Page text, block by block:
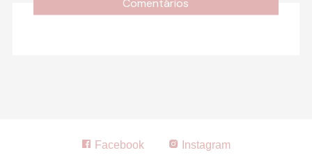
Facebook Instagram